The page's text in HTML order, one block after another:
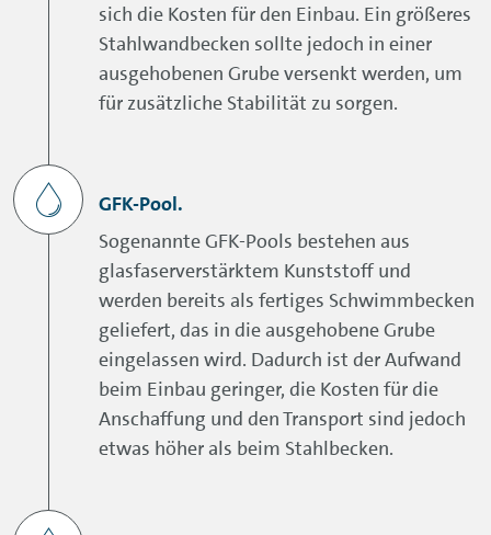
sich die Kosten für den Einbau. Ein größeres
Stahlwandbecken sollte jedoch in einer
ausgehobenen Grube versenkt werden, um
für zusätzliche Stabilität zu sorgen.
GFK-Pool.
Sogenannte GFK-Pools bestehen aus
glasfaserverstärktem Kunststoff und
werden bereits als fertiges Schwimmbecken
geliefert, das in die ausgehobene Grube
eingelassen wird. Dadurch ist der Aufwand
beim Einbau geringer, die Kosten für die
Anschaffung und den Transport sind jedoch
etwas höher als beim Stahlbecken.